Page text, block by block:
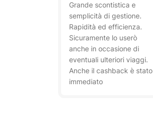
Grande scontistica e
semplicità di gestione.
Rapidità ed efficienza.
Sicuramente lo userò
anche in occasione di
eventuali ulteriori viaggi.
Anche il cashback è stato
immediato